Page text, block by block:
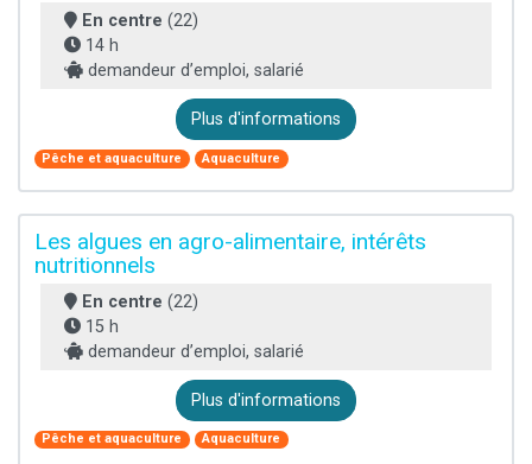
En centre (22)
14 h
demandeur d’emploi, salarié
Plus d'informations
Pêche et aquaculture Aquaculture
Les algues en agro-alimentaire, intérêts
nutritionnels
En centre (22)
15 h
demandeur d’emploi, salarié
Plus d'informations
Pêche et aquaculture Aquaculture